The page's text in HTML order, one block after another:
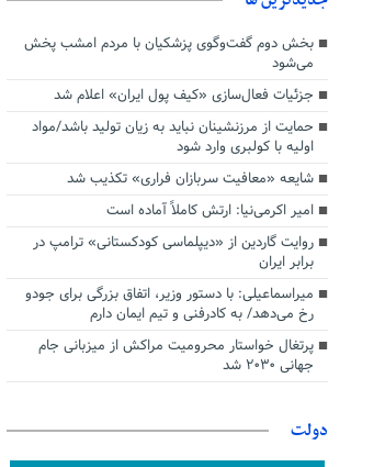
بخش دوم گفت‌وگوی پزشکیان با مردم امشب پخش
می‌شود
جزئیات فعال‌سازی «کیف پول ایران» اعلام شد
حمایت از مرزنشینان نباید به زیان تولید باشد/مواد
اولیه با کولبری وارد شود
شایعه «معافیت سربازان فراری» تکذیب شد
امیر اکرمی‌نیا: ارتش کاملاً آماده است
روایت گاردین از «دیپلماسی کودکستانی» ترامپ در
برابر ایران
میراسماعیلی: با دستور وزیر، اتفاق بزرگی برای جودو
رخ می‌دهد/ به کادرفنی و تیم ایمان دارم
پرتغال خواستار محرومیت مراکش از میزبانی جام
جهانی ۲۰۳۰ شد
دولت